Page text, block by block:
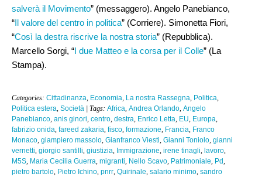
salverà il Movimento” (messaggero). Angelo Panebianco,
“Il valore del centro in politica” (Corriere). Simonetta Fiori,
“Così la destra riscrive la nostra storia” (Repubblica).
Marcello Sorgi, “I due Matteo e la corsa per il Colle” (La
Stampa).
Categories: Cittadinanza Economia La nostra Rassegna Politica
Politica estera Società | Tags: Africa Andrea Orlando Angelo
Panebianco anis ginori centro destra Enrico Letta EU Europa
fabrizio onida fareed zakaria fisco formazione Francia Franco
Monaco giampiero massolo Gianfranco Viesti Gianni Toniolo gianni
vernetti giorgio santilli giustizia Immigrazione irene tinagli lavoro
M5S Maria Cecilia Guerra migranti Nello Scavo Patrimoniale Pd
pietro bartolo Pietro Ichino pnrr Quirinale salario minimo sandro